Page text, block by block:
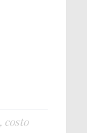
, costo